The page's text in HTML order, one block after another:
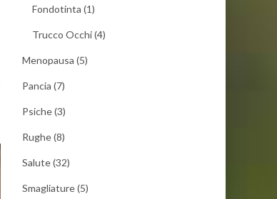
Fondotinta (1)
Trucco Occhi(4)
Menopausa (5)
Pancia (7)
Psiche(3)
Rughe(8)
Salute(32)
Smagliature(5)